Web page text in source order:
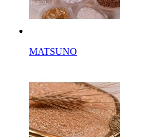
MATSUNO